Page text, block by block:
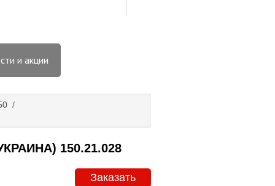
и акции
/
150.21.028
Заказать